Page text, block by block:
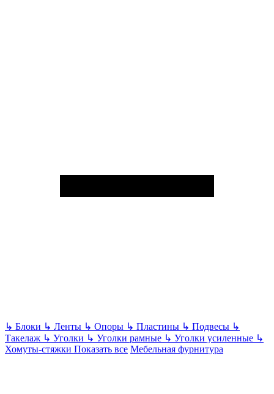
↳ Блоки ↳ Ленты ↳ Опоры ↳ Пластины ↳ Подвесы ↳
Такелаж ↳ Уголки ↳ Уголки рамные ↳ Уголки усиленные ↳
Хомуты-стяжки Показать все Мебельная фурнитура